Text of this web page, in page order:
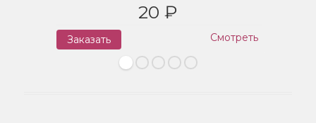
20 ₽
Заказать Смотреть